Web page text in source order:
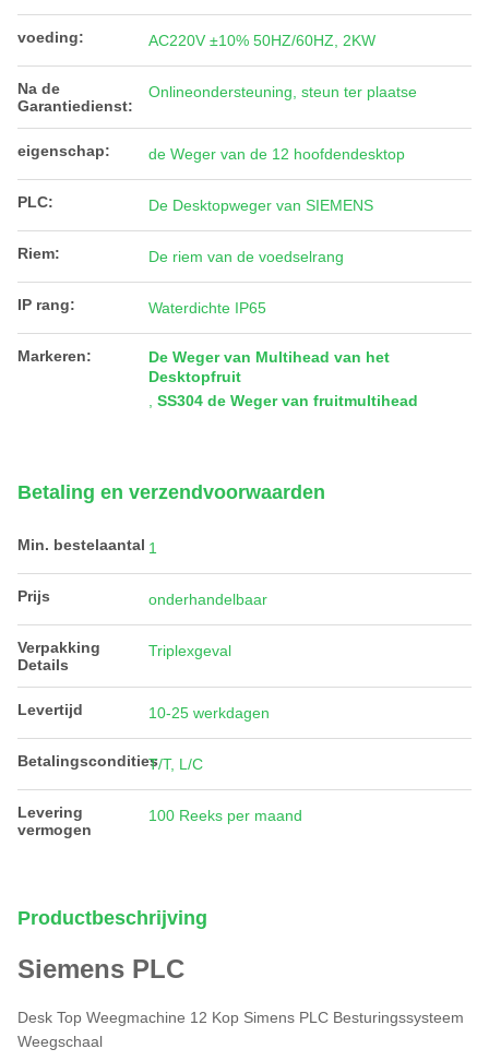
voeding: AC220V ±10% 50HZ/60HZ, 2KW
Na de
Garantiedienst:
Onlineondersteuning, steun ter plaatse
eigenschap: de Weger van de 12 hoofdendesktop
PLC: De Desktopweger van SIEMENS
Riem: De riem van de voedselrang
IP rang: Waterdichte IP65
Markeren:
De Weger van Multihead van het
Desktopfruit
, SS304 de Weger van fruitmultihead
Betaling en verzendvoorwaarden
Min. bestelaantal 1
Prijs onderhandelbaar
Verpakking
Details
Triplexgeval
Levertijd 10-25 werkdagen
BetalingsconditiesT/T, L/C
Levering
vermogen
100 Reeks per maand
Productbeschrijving
Siemens PLC
Desk Top Weegmachine 12 Kop Simens PLC Besturingssysteem
Weegschaal